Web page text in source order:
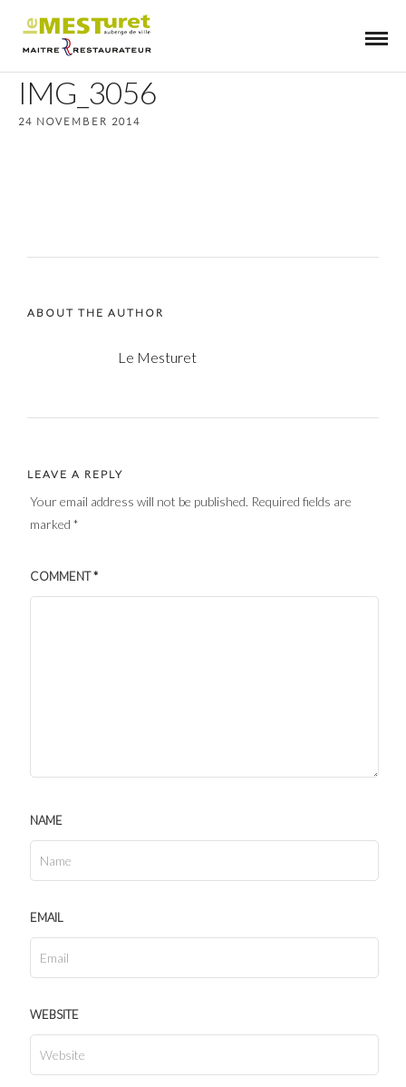
IMG_3056
24 NOVEMBER 2014
ABOUT THE AUTHOR
Le Mesturet
LEAVE A REPLY
Your email address will not be published. Required fields are
marked *
COMMENT*
NAME
EMAIL
WEBSITE